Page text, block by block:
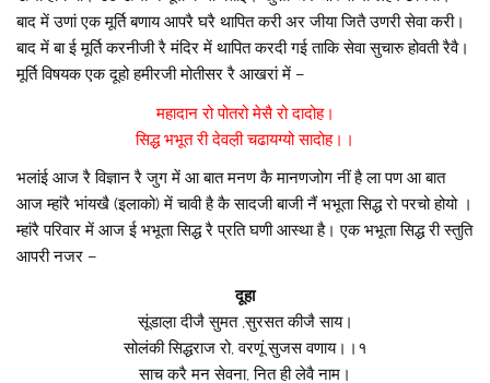
बाद में उणां एक मूर्ति बणाय आपरै घरै थापित करी अर जीया जितै उणरी सेवा करी।
बाद में बा ई मूर्ति करनीजी रै मंदिर में थापित करदी गई ताकि सेवा सुचारु होवती रैवै।
मूर्ति विषयक एक दूहो हमीरजी मोतीसर रै आखरां में –
महादान रो पोतरो मेसै रो दादोह।
सिद्ध भभूत री देवल़ी चढायग्यो सादोह।।
भलांई आज रै विज्ञान रै जुग में आ बात मनण कै मानणजोग नीं है ला पण आ बात
आज म्हांरै भांयखै (इलाको) में चावी है कै सादजी बाजी नैं भभूता सिद्ध रो परचो होयो ।
म्हांरै परिवार में आज ई भभूता सिद्ध रै प्रति घणी आस्था है। एक भभूता सिद्ध री स्तुति
आपरी नजर –
दूहा
सूंडाल़ा दीजै सुमत ,सुरसत कीजै साय।
सोलंकी सिद्धराज रो, वरणूं सुजस वणाय।।१
साच करै मन सेवना, नित ही लेवै नाम।